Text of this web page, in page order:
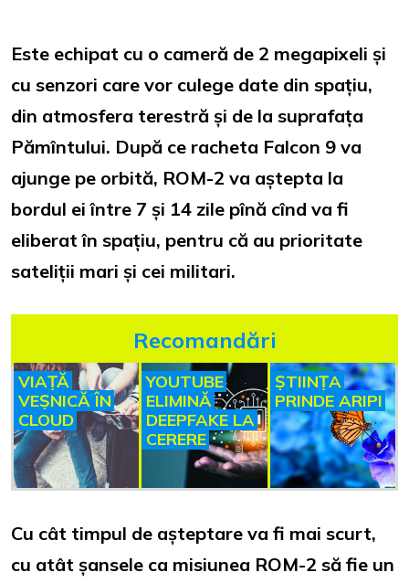
Este echipat cu o cameră de 2 megapixeli și
cu senzori care vor culege date din spațiu,
din atmosfera terestră și de la suprafața
Pămîntului. După ce racheta Falcon 9 va
ajunge pe orbită, ROM-2 va aștepta la
bordul ei între 7 și 14 zile pînă cînd va fi
eliberat în spațiu, pentru că au prioritate
sateliții mari și cei militari.
Recomandări
VIAȚĂ
VEȘNICĂ ÎN
CLOUD
YOUTUBE
ELIMINĂ
DEEPFAKE LA
CERERE
ȘTIINȚA
PRINDE ARIPI
Cu cât timpul de așteptare va fi mai scurt,
cu atât șansele ca misiunea ROM-2 să fie un